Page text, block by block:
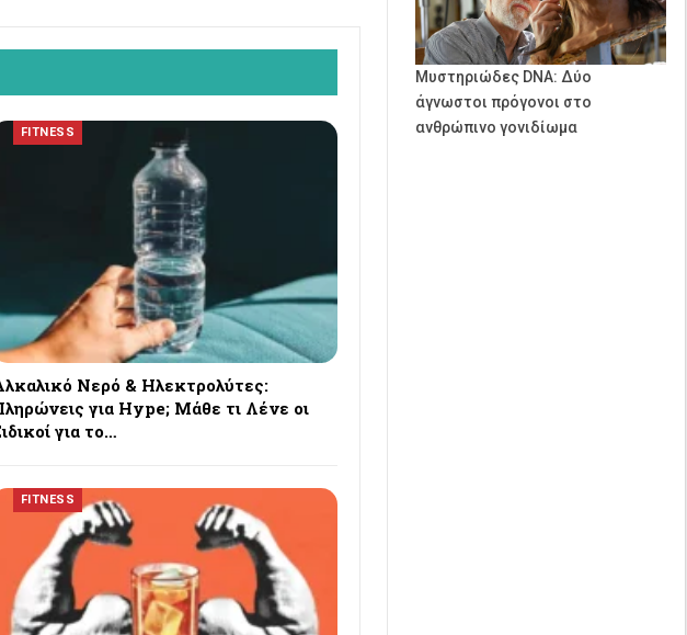
FITNESS
Νερό & Ηλεκτρολύτες:
για Hype; Μάθε τι Λένε οι
για το…
FITNESS
Μυστηριώδες DNA: Δύο
άγνωστοι πρόγονοι στο
ανθρώπινο γονιδίωμα